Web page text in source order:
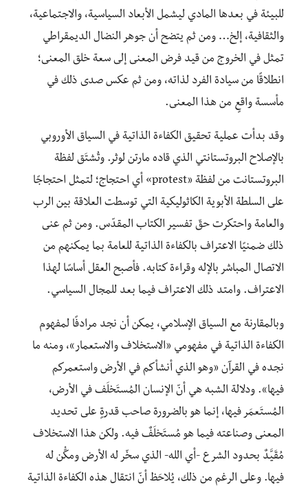
للبيئة في بعدها المادي ليشمل الأبعاد السياسية، والاجتماعية،
والثقافية، إلخ… ومن ثم يتضح أن جوهر النضال الديمقراطي
تمثل في الخروج من قيد فرض المعنى إلى سعة خلق المعنى؛
انطلاقًا من سيادة الفرد لذاته، ومن ثم عكس صدى ذلك في
مأسسة واقعٍ من هذا المعنى.
وقد بدأت عملية تحقيق الكفاءة الذاتية في السياق الأوروبي
بالإصلاح البروتستانتي الذي قاده مارتن لوثر. وتُشتَق لفظة
البروتستانت من لفظة «protest» أي احتجاج؛ لتمثل احتجاجًا
على السلطة الأبوية الكاثوليكية التي توسطت العلاقة بين الرب
والعامة واحتكرت حقّ تفسير الكتاب المقدّس. ومن ثم عنى
ذلك ضمنيًا الاعتراف بالكفاءة الذاتية للعامة بما يمكنهم من
الاتصال المباشر بالإله وقراءة كتابه. فأصبح العقل أساسًا لهذا
الاعتراف. وامتد ذلك الاعتراف فيما بعد للمجال السياسي.
وبالمقارنة مع السياق الإسلامي، يمكن أن نجد مرادفًا لمفهوم
الكفاءة الذاتية في مفهومي «الاستخلاف والاستعمار»، ومنه ما
نجده في القرآن «وهو الذي أنشأكم في الأرض واستعمركم
فيها». ودلالة الشبه هي أنّ الإنسان المُستَخلَف في الأرض،
المُستَعمَر فيها، إنما هو بالضرورة صاحب قدرةٍ على تحديد
المعنى وصناعته فيما هو مُستَخلَفٌ فيه. ولكن هذا الاستخلاف
مُقَيَّدٌ بحدود الشرع -أي الله- الذي سخّر له الأرض ومكّْن له
فيها. وعلى الرغم من ذلك، يُلاحَظ أنّ انتقال هذه الكفاءة الذاتية